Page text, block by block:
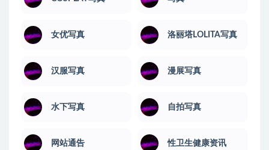
女优写真 洛丽塔LOLITA写真
汉服写真 漫展写真
水下写真 自拍写真
网站通告 性卫生健康资讯